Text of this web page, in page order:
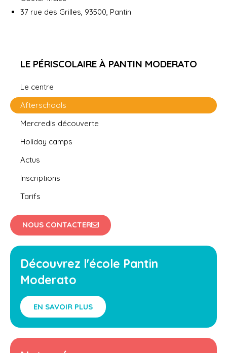
37 rue des Grilles, 93500, Pantin
LE PÉRISCOLAIRE À PANTIN MODERATO
Le centre
Afterschools
Mercredis découverte
Holiday camps
Actus
Inscriptions
Tarifs
NOUS CONTACTER
Découvrez l'école Pantin
Moderato
EN SAVOIR PLUS